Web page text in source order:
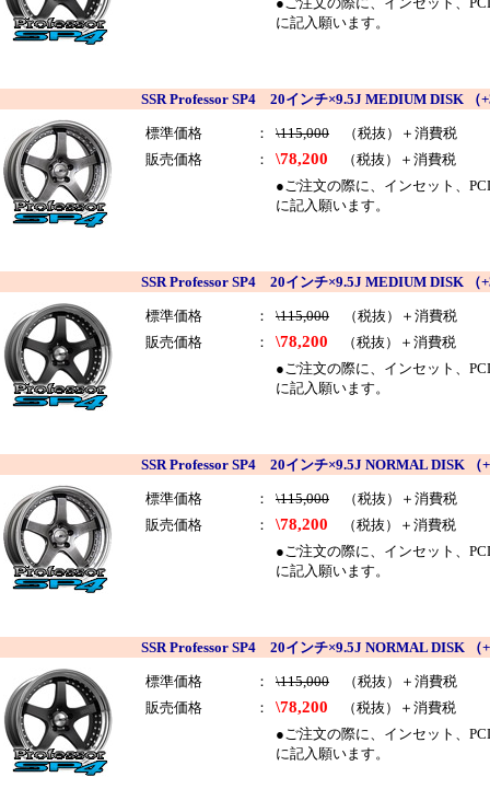
に記入願います。
SSR Professor SP4 20インチ×9.5J MEDIUM DISK （
標準価格 ： \115,000 （税抜）＋消費税
販売価格
： \78,200 （税抜）＋消費税
●ご注文の際に、インセット、
に記入願います。
SSR Professor SP4 20インチ×9.5J MEDIUM DISK （
標準価格 ： \115,000 （税抜）＋消費税
販売価格
： \78,200 （税抜）＋消費税
●ご注文の際に、インセット、
に記入願います。
SSR Professor SP4 20インチ×9.5J NORMAL DISK
標準価格 ： \115,000 （税抜）＋消費税
販売価格
： \78,200 （税抜）＋消費税
●ご注文の際に、インセット、
に記入願います。
SSR Professor SP4 20インチ×9.5J NORMAL DISK
標準価格 ： \115,000 （税抜）＋消費税
販売価格
： \78,200 （税抜）＋消費税
●ご注文の際に、インセット、
に記入願います。